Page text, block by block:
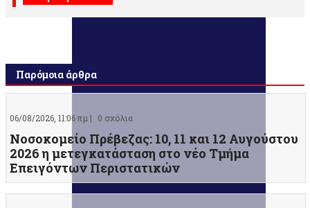
Παρόμοια άρθρα
06/08/2026, 11:06 πμ | 0 σχόλια
Νοσοκομείο Πρέβεζας: 10, 11 και 12 Αυγούστου
2026 η μετεγκατάσταση στο νέο Τμήμα
Επειγόντων Περιστατικών